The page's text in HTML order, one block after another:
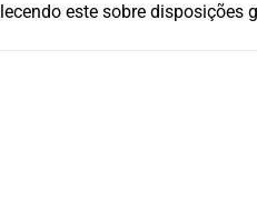
este sobre disposições